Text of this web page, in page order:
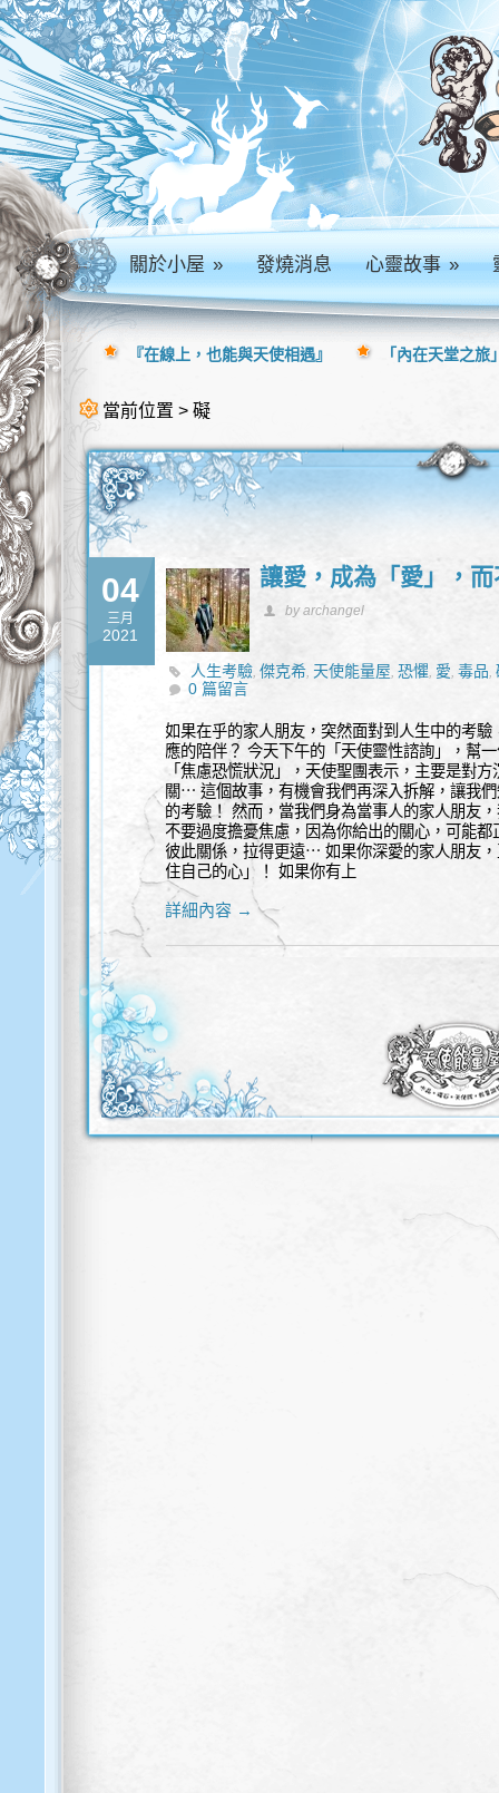
關於小屋» 發燒消息 心靈故事»
當前位置 > 礙
04
三月
2021
讓愛，成為「愛」，
by archangel
人生考驗,傑克希, 天使能量屋,恐懼, 愛,毒品,
0 篇留言
如果在乎的家人朋友，突然面對到人生中的考
應的陪伴？ 今天下午的「天使靈性諮詢」，幫
「焦慮恐慌狀況」，天使聖團表示，主要是對
關⋯ 這個故事，有機會我們再深入拆解，讓我
的考驗！ 然而，當我們身為當事人的家人朋友
不要過度擔憂焦慮，因為你給出的關心，可能
彼此關係，拉得更遠⋯ 如果你深愛的家人朋友
住自己的心」！ 如果你有上
詳細內容 →
『在線上，也能與天使相遇』 「內在天堂之